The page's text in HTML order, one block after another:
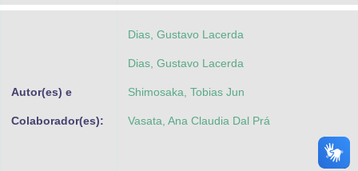
Autor(es) e
Colaborador(es):
Dias, Gustavo Lacerda
Dias, Gustavo Lacerda
Shimosaka, Tobias Jun
Vasata, Ana Claudia Dal Prá